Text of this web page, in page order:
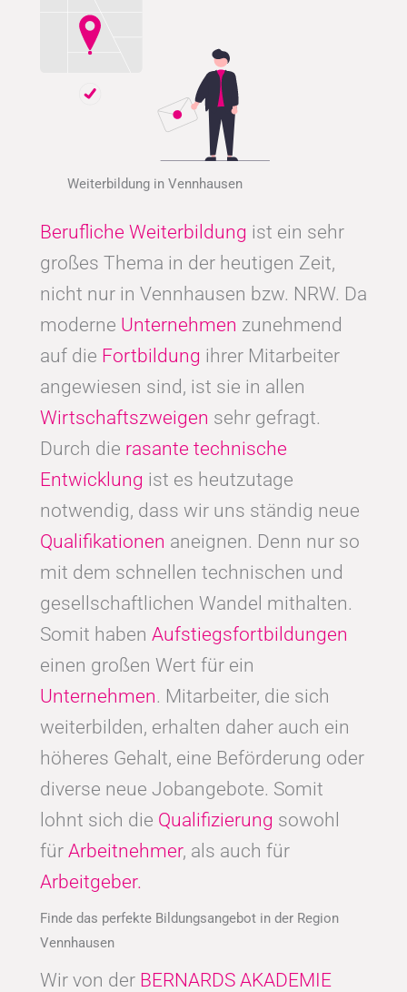
Weiterbildung in Vennhausen
Berufliche Weiterbildung ist ein sehr
großes Thema in der heutigen Zeit,
nicht nur in Vennhausen bzw. NRW. Da
moderne Unternehmen zunehmend
auf die Fortbildung ihrer Mitarbeiter
angewiesen sind, ist sie in allen
Wirtschaftszweigen sehr gefragt.
Durch die rasante technische
Entwicklung ist es heutzutage
notwendig, dass wir uns ständig neue
Qualifikationen aneignen. Denn nur so
mit dem schnellen technischen und
gesellschaftlichen Wandel mithalten.
Somit haben Aufstiegsfortbildungen
einen großen Wert für ein
Unternehmen. Mitarbeiter, die sich
weiterbilden, erhalten daher auch ein
höheres Gehalt, eine Beförderung oder
diverse neue Jobangebote. Somit
lohnt sich die Qualifizierung sowohl
für Arbeitnehmer, als auch für
Arbeitgeber.
Finde das perfekte Bildungsangebot in der Region
Vennhausen
Wir von der BERNARDS AKADEMIE